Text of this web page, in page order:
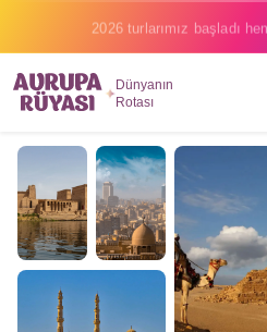
2026 turlarımız başladı
Dünyanın
Rotası